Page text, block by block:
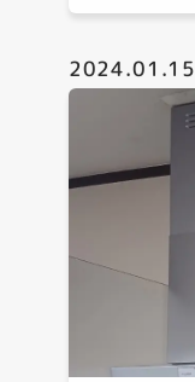
2024.01.15